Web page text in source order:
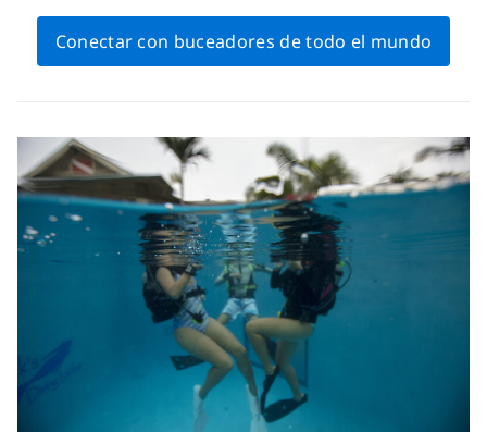
Conectar con buceadores de todo el mundo